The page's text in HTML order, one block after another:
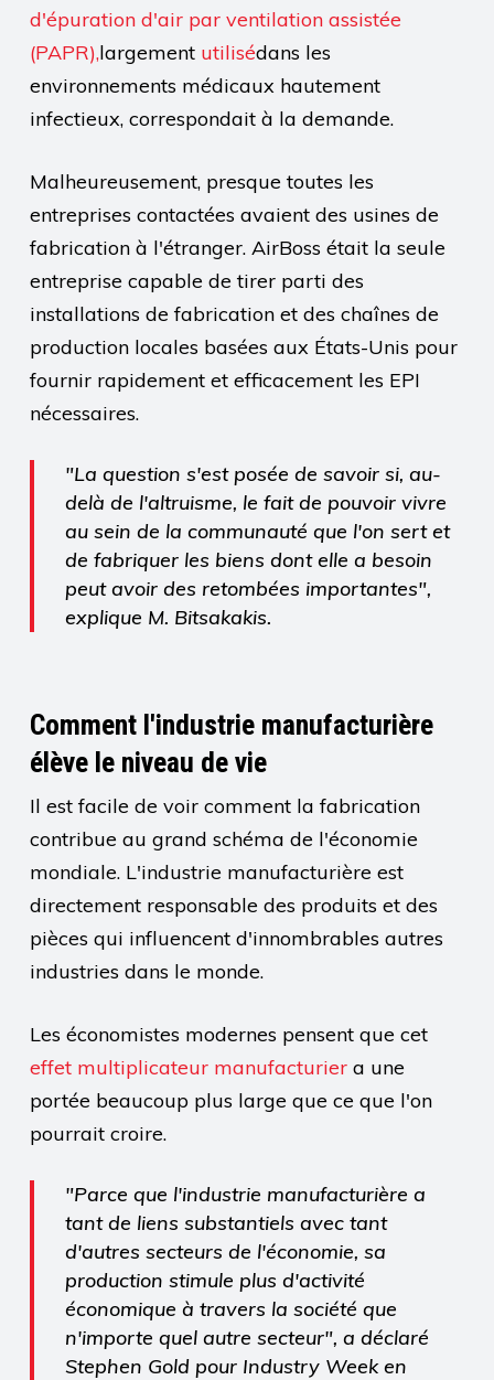
d'épuration d'air par ventilation assistée
(PAPR),largement utilisédans les
environnements médicaux hautement
infectieux, correspondait à la demande.
Malheureusement, presque toutes les
entreprises contactées avaient des usines de
fabrication à l'étranger. AirBoss était la seule
entreprise capable de tirer parti des
installations de fabrication et des chaînes de
production locales basées aux États-Unis pour
fournir rapidement et efficacement les EPI
nécessaires.
"La question s'est posée de savoir si, au-
delà de l'altruisme, le fait de pouvoir vivre
au sein de la communauté que l'on sert et
de fabriquer les biens dont elle a besoin
peut avoir des retombées importantes",
explique M. Bitsakakis.
Comment l'industrie manufacturière
élève le niveau de vie
Il est facile de voir comment la fabrication
contribue au grand schéma de l'économie
mondiale. L'industrie manufacturière est
directement responsable des produits et des
pièces qui influencent d'innombrables autres
industries dans le monde.
Les économistes modernes pensent que cet
effet multiplicateur manufacturiera une
portée beaucoup plus large que ce que l'on
pourrait croire.
"Parce que l'industrie manufacturière a
tant de liens substantiels avec tant
d'autres secteurs de l'économie, sa
production stimule plus d'activité
économique à travers la société que
n'importe quel autre secteur", a déclaré
Stephen Gold pour Industry Week en